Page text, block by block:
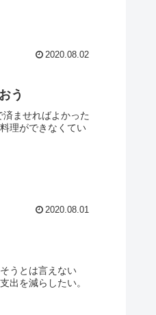
2020.08.02
う
ませればよかった
理ができなくてい
2020.08.01
うとは言えない
出を減らしたい。